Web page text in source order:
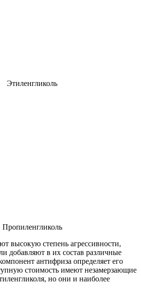
Этиленгликоль
Пропиленгликоль
высокую степень агрессивности,
добавляют в их состав различные
антифриза определяет его
стоимость имеют незамерзающие
но они и наиболее